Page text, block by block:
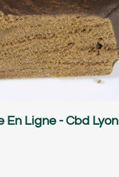
En Ligne - Cbd Lyon